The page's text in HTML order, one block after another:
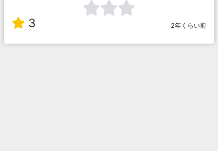
3 2年くらい前